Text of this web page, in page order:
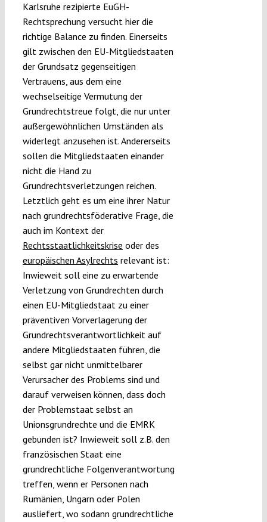
Karlsruhe rezipierte EuGH-
Rechtsprechung versucht hier die
richtige Balance zu finden. Einerseits
gilt zwischen den EU-Mitgliedstaaten
der Grundsatz gegenseitigen
Vertrauens, aus dem eine
wechselseitige Vermutung der
Grundrechtstreue folgt, die nur unter
außergewöhnlichen Umständen als
widerlegt anzusehen ist. Andererseits
sollen die Mitgliedstaaten einander
nicht die Hand zu
Grundrechtsverletzungen reichen.
Letztlich geht es um eine ihrer Natur
nach grundrechtsföderative Frage, die
auch im Kontext der
Rechtsstaatlichkeitskrise oder des
europäischen Asylrechts relevant ist:
Inwieweit soll eine zu erwartende
Verletzung von Grundrechten durch
einen EU-Mitgliedstaat zu einer
präventiven Vorverlagerung der
Grundrechtsverantwortlichkeit auf
andere Mitgliedstaaten führen, die
selbst gar nicht unmittelbarer
Verursacher des Problems sind und
darauf verweisen können, dass doch
der Problemstaat selbst an
Unionsgrundrechte und die EMRK
gebunden ist? Inwieweit soll z.B. den
französischen Staat eine
grundrechtliche Folgenverantwortung
treffen, wenn er Personen nach
Rumänien, Ungarn oder Polen
ausliefert, wo sodann grundrechtliche